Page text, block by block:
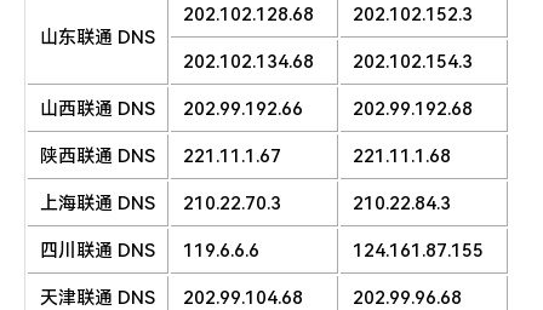
山东联通 DNS
202.102.128.68 202.102.152.3
202.102.134.68 202.102.154.3
山西联通 DNS 202.99.192.66 202.99.192.68
陕西联通 DNS 221.11.1.67 221.11.1.68
上海联通 DNS 210.22.70.3 210.22.84.3
四川联通 DNS 119.6.6.6 124.161.87.155
天津联通 DNS 202.99.104.68 202.99.96.68